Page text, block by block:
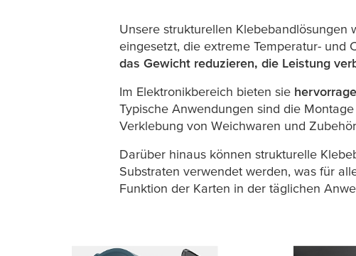
Unsere strukturellen
eingesetzt, die extreme Temperatur- und
das Gewicht reduzieren, die Leistung
Im Elektronikbereich bieten sie
Typische Anwendungen sind die
Verklebung von Weichwaren und
Darüber hinaus können strukturelle
Substraten verwendet werden, was für
Funktion der Karten in der täglichen